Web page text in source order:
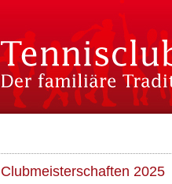
Clubmeisterschaften 2025